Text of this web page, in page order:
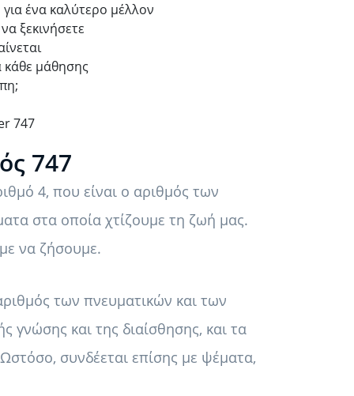
ένα καλύτερο μέλλον
ξεκινήσετε
κάθε μάθησης
747
747
4, που είναι ο αριθμός των
στα οποία χτίζουμε τη ζωή μας.
να ζήσουμε.
των πνευματικών και των
γνώσης και της διαίσθησης, και τα
συνδέεται επίσης με ψέματα,